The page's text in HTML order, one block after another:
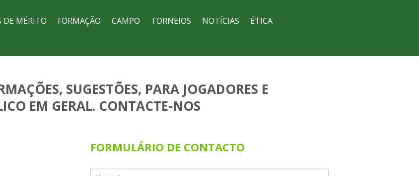
DE MÉRITO FORMAÇÃO CAMPO TORNEIOS NOTÍCIAS
ÉTICA
SUGESTÕES, PARA JOGADORES E
EM GERAL. CONTACTE-NOS
FORMULÁRIO DE CONTACTO